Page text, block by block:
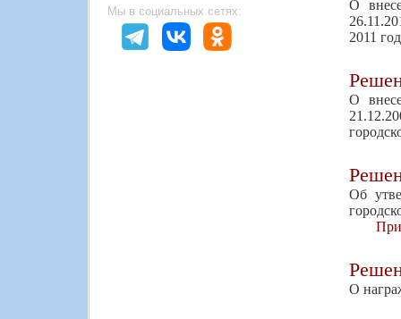
Мы в социальных сетях:
О
2011
О
Об
О